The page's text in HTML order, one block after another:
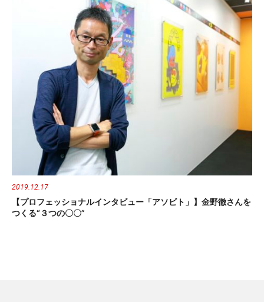
2019.12.17
【プロフェッショナルインタビュー「アソビト」】金野徹さんを
つくる“３つの〇〇”